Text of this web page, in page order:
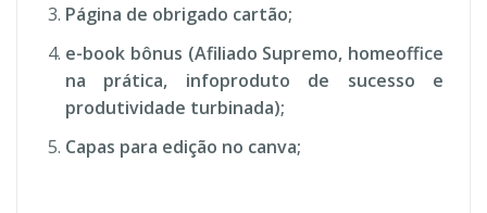
Página de obrigado cartão;
e-book bônus (Afiliado Supremo, homeoffice
na prática, infoproduto de sucesso e
produtividade turbinada);
Capas para edição no canva;